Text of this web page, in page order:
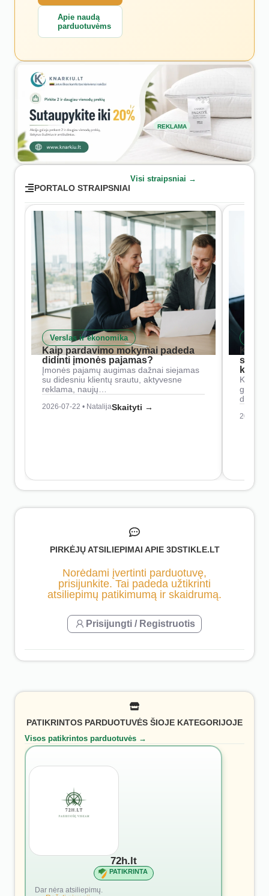
Apie naudą
parduotuvėms
REKLAMA
PORTALO STRAIPSNIAI
Visi straipsniai →
Verslas ir ekonomika
Kaip pardavimo mokymai padeda
didinti įmonės pajamas?
Įmonės pajamų augimas dažnai siejamas
su didesniu klientų srautu, aktyvesne
reklama, naujų…
2026-07-22 • NatalijaSkaityti →
Kaip
2026-
PIRKĖJŲ ATSILIEPIMAI APIE 3DSTIKLE.LT
Norėdami įvertinti parduotuvę,
prisijunkite. Tai padeda užtikrinti
atsiliepimų patikimumą ir skaidrumą.
Prisijungti / Registruotis
PATIKRINTOS PARDUOTUVĖS ŠIOJE KATEGORIJOJE
Visos patikrintos parduotuvės →
72h.lt
PATIKRINTA
Dar nėra atsiliepimų.